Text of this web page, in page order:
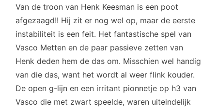
Van de troon van Henk Keesman is een poot
afgezaagd!! Hij zit er nog wel op, maar de eerste
instabiliteit is een feit. Het fantastische spel van
Vasco Metten en de paar passieve zetten van
Henk deden hem de das om. Misschien wel handig
van die das, want het wordt al weer flink kouder.
De open g-lijn en een irritant pionnetje op h3 van
Vasco die met zwart speelde, waren uiteindelijk